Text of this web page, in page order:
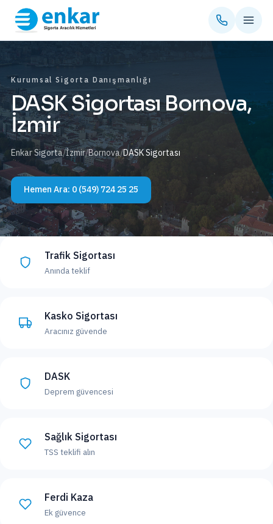
Kurumsal Sigorta Danışmanlığı
DASK Sigortası Bornova,
İzmir
Enkar Sigorta/İzmir/Bornova/DASK Sigortası
Hemen Ara: 0 (549) 724 25 25
Trafik Sigortası
Anında teklif
Kasko Sigortası
Aracınız güvende
DASK
Deprem güvencesi
Sağlık Sigortası
TSS teklifi alın
Ferdi Kaza
Ek güvence